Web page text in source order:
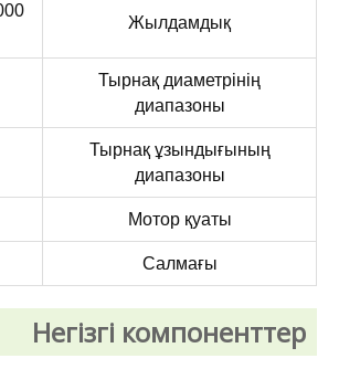
Жылдамдық
Тырнақ диаметрінің
диапазоны
Тырнақ ұзындығының
диапазоны
Мотор қуаты
Салмағы
Негізгі компоненттер